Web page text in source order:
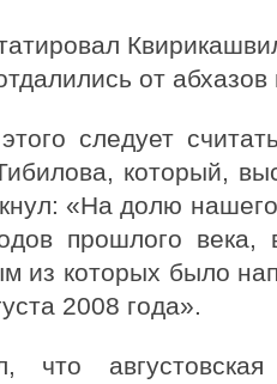
от абхазов
следует
который,
«На долю
прошлого века,
из которых было
2008 года».
что